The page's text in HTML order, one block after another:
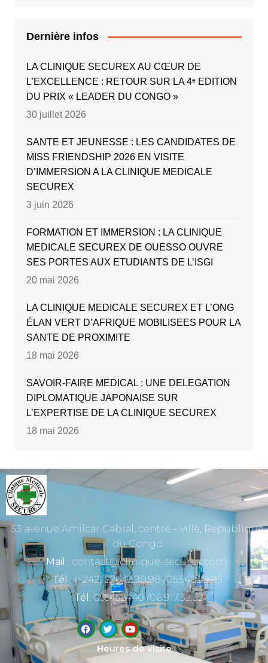
Dernière infos
LA CLINIQUE SECUREX AU CŒUR DE
L’EXCELLENCE : RETOUR SUR LA 4ᵉ EDITION
DU PRIX « LEADER DU CONGO »
30 juillet 2026
SANTE ET JEUNESSE : LES CANDIDATES DE
MISS FRIENDSHIP 2026 EN VISITE
D’IMMERSION A LA CLINIQUE MEDICALE
SECUREX
3 juin 2026
FORMATION ET IMMERSION : LA CLINIQUE
MEDICALE SECUREX DE OUESSO OUVRE
SES PORTES AUX ETUDIANTS DE L’ISGI
20 mai 2026
LA CLINIQUE MEDICALE SECUREX ET L’ONG
ÉLAN VERT D’AFRIQUE MOBILISEES POUR LA
SANTE DE PROXIMITE
18 mai 2026
SAVOIR-FAIRE MEDICAL : UNE DELEGATION
DIPLOMATIQUE JAPONAISE SUR
L’EXPERTISE DE LA CLINIQUE SECUREX
18 mai 2026
33 avenue Amilcar Cabral, centre – ville, Republique
du Congo
Mail : contact@clinique-securex.com
Tél : (+242) 226.12.90.98 /05.548.59.95
Tél : 055452440 /06.917.32.32
Heures de visite